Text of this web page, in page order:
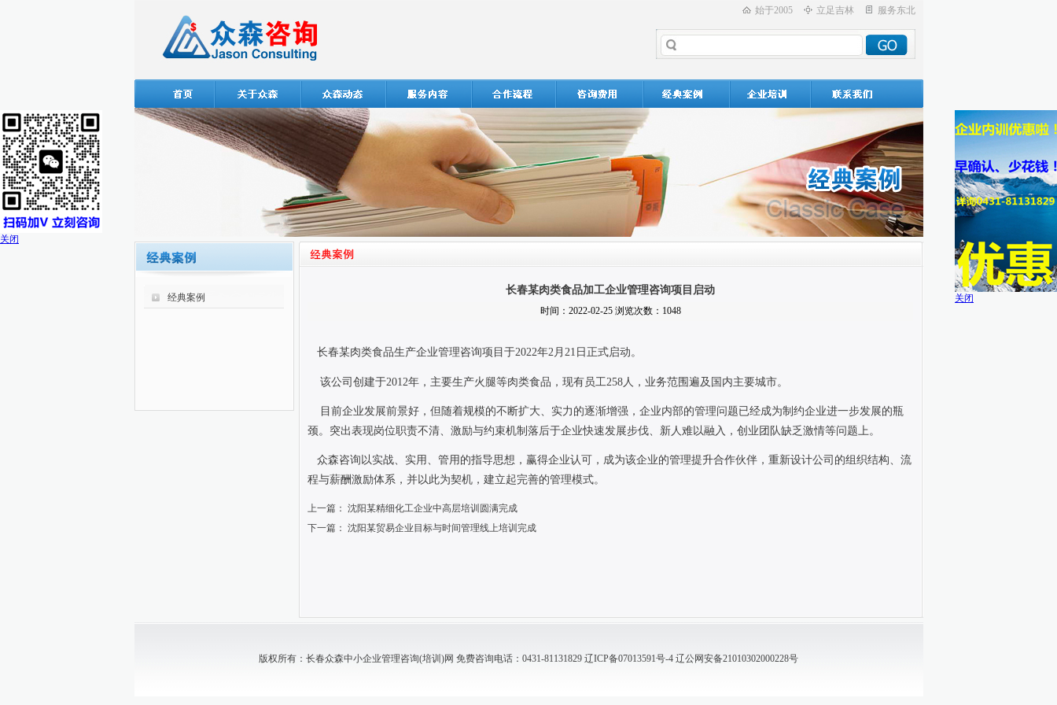
始于2005 立足吉林 服务东北
经典案例
长春某肉类食品加工企业管理咨询项目启动
时间：2022-02-25 浏览次数：1048
长春某肉类食品生产企业管理咨询项目于2022年2 月 21 日正式启动。
该公司创建于2012年，主要生产火腿等肉类食品，现有员工258人，业务范围遍及国内主要城市。
目前企业发展前景好，但随着规模的不断扩大、实力的逐渐增强，企业内部的管理问题已经成为制约企业进一步发展的瓶
颈。突出表现岗位职责不清、激励与约束机制落后于企业快速发展步伐、新人难以融入，创业团队缺乏激情等问题上。
众森咨询以实战、实用、管用的指导思想，赢得企业认可，成为该企业的管理提升合作伙伴，重新设计公司的组织结构、流
程与薪酬激励体系，并以此为契机，建立起完善的管理模式。
上一篇： 沈阳某精细化工企业中高层培训圆满完成
下一篇： 沈阳某贸易企业目标与时间管理线上培训完成
版权所有：长春众森中小企业管理咨询(培训)网 免费咨询电话：0431-81131829 辽ICP备07013591号-4 辽公网安备21010302000228号
关闭
关闭